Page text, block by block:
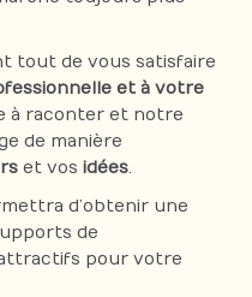
tout de vous satisfaire
et à votre
à raconter et notre
de manière
et vos idées.
d’obtenir une
de
pour votre